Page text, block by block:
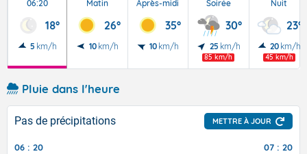
06:20
18°
5 km/h
Matin
26°
10 km/h
Après-midi
35°
10 km/h
Soirée
30°
25 km/h
85 km/h
Nuit
23°
20 km/h
45 km/h
Pluie dans l'heure
Pas de précipitations METTRE À JOUR
06 : 20 07 : 20